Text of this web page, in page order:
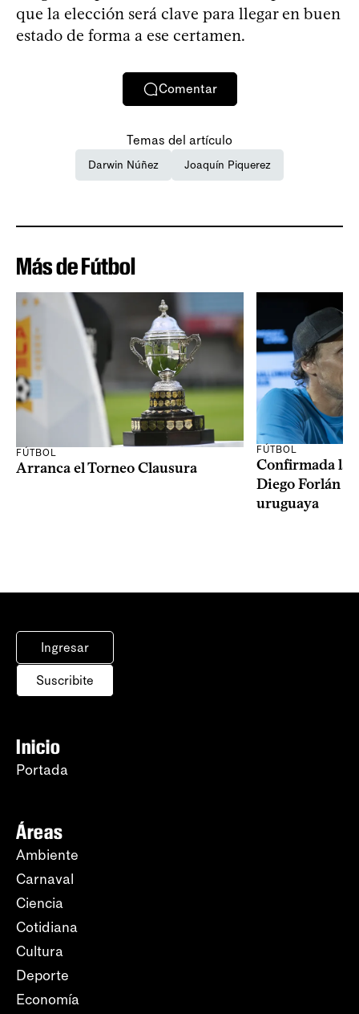
que la elección será clave para llegar en buen
estado de forma a ese certamen.
Comentar
Temas del artículo
Darwin Núñez Joaquín Piquerez
Más de Fútbol
FÚTBOL
Arranca el Torneo Clausura
FÚTBOL
Confirmada la
Diego Forlán
uruguaya
Ingresar
Suscribite
Inicio
Portada
Áreas
Ambiente
Carnaval
Ciencia
Cotidiana
Cultura
Deporte
Economía